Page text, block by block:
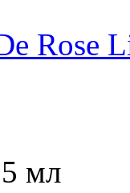
Rose
мл